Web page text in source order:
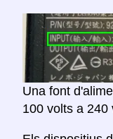
Una font
100 volts a 240